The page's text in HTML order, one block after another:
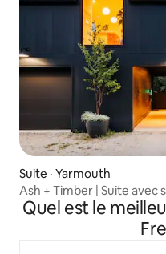
Suite · Yarmouth
Ash + Timber | Suite avec
Quel est le